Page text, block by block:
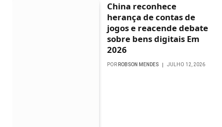
China reconhece
herança de contas de
jogos e reacende debate
sobre bens digitais Em
2026
POR ROBSON MENDES JULHO 12, 2026